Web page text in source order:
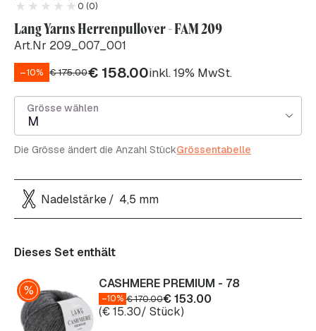
0 (0)
Lang Yarns Herrenpullover - FAM 209
Art.Nr 209_007_001
–10% €175.00€ 158.00inkl. 19% MwSt.
Grösse wählen
M
Die Grösse ändert die Anzahl StückGrössentabelle
Nadelstärke 4,5 mm
Dieses Set enthält
CASHMERE PREMIUM - 78
–10% €170.00€153.00
(€15.30/ Stück)